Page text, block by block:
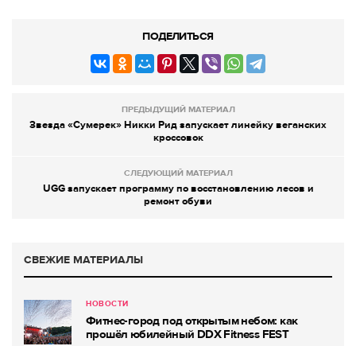
ПОДЕЛИТЬСЯ
ПРЕДЫДУЩИЙ МАТЕРИАЛ
Звезда «Сумерек» Никки Рид запускает линейку веганских
кроссовок
СЛЕДУЮЩИЙ МАТЕРИАЛ
UGG запускает программу по восстановлению лесов и
ремонт обуви
СВЕЖИЕ МАТЕРИАЛЫ
НОВОСТИ
Фитнес-город под открытым небом: как
прошёл юбилейный DDX Fitness FEST